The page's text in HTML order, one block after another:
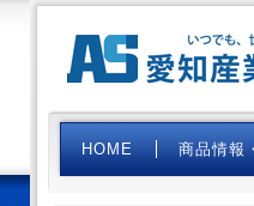
HOME 商品情報